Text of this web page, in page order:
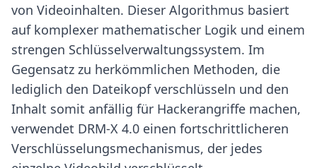
von Videoinhalten. Dieser Algorithmus basiert
auf komplexer mathematischer Logik und einem
strengen Schlüsselverwaltungssystem. Im
Gegensatz zu herkömmlichen Methoden, die
lediglich den Dateikopf verschlüsseln und den
Inhalt somit anfällig für Hackerangriffe machen,
verwendet DRM-X 4.0 einen fortschrittlicheren
Verschlüsselungsmechanismus, der jedes